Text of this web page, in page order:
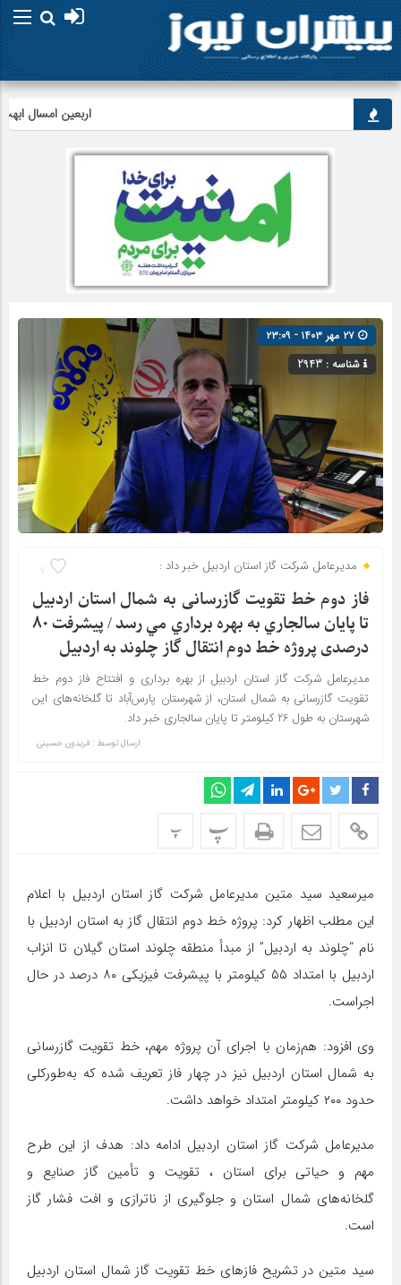
اربعین امسال ابهت
شناسه : 2943
7 مدیرعامل شرکت گاز استان اردبیل خبر داد :
فاز دوم خط تقویت گازرسانی به شمال استان اردبيل
تا پايان سالجاري به بهره برداري مي رسد / پیشرفت ۸۰
درصدی پروژه خط دوم انتقال گاز چلوند به اردبیل
مدیرعامل شرکت گاز استان اردبیل از بهره برداری و افتتاح فاز دوم خط
تقویت گازرسانی به شمال استان، از شهرستان پارس‌آباد تا گلخانه‌های این
شهرستان به طول ۲۶ کیلومتر تا پایان سالجاری خبر داد.
ارسال توسط : فریدون حسینی
پ پ
میرسعید سید متین مدیرعامل شرکت گاز استان اردبیل با اعلام
این مطلب اظهار کرد: پروژه خط دوم انتقال گاز به استان اردبیل با
نام “چلوند به اردبیل” از مبدأ منطقه چلوند استان گیلان تا انزاب
اردبیل با امتداد ۵۵ کیلومتر با پیشرفت فیزیکی ۸۰ درصد در حال
اجراست.
وی افزود: هم‌زمان با اجرای آن پروژه مهم، خط تقویت گازرسانی
به شمال استان اردبیل نیز در چهار فاز تعریف شده که به‌طورکلی
حدود ۲۰۰ کیلومتر امتداد خواهد داشت.
مدیرعامل شرکت گاز استان اردبیل ادامه داد: هدف از این طرح
مهم و حیاتی برای استان ، تقویت و تأمین گاز صنایع و
گلخانه‌های شمال استان و جلوگیری از ناترازی و افت فشار گاز
است.
سید متین در تشریح فازهای خط تقویت گاز شمال استان اردبیل